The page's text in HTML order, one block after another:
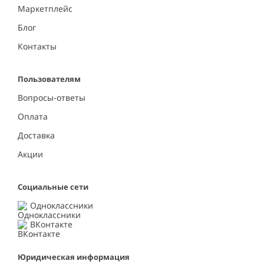
Маркетплейс
Блог
Контакты
Пользователям
Вопросы-ответы
Оплата
Доставка
Акции
Социальные сети
Одноклассники
ВКонтакте
Юридическая информация